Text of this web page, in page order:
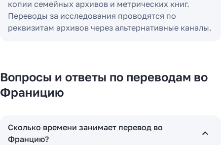
копии семейных архивов и метрических книг.
Переводы за исследования проводятся по
реквизитам архивов через альтернативные каналы.
Вопросы и ответы по переводам во
Франицию
Сколько времени занимает перевод во
Францию?